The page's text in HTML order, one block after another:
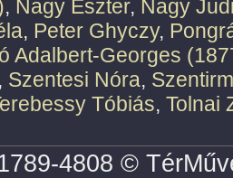
, Nagy Eszter, Nagy
, Peter Ghyczy,
Adalbert-Georges
, Szentesi Nóra,
Tóbiás, Tolnai
4808 ©